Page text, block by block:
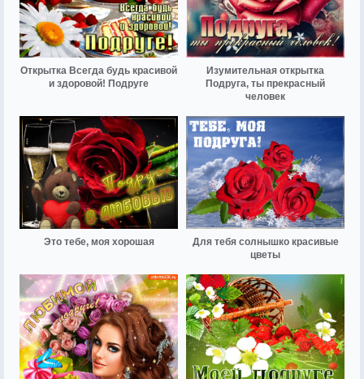
Открытка Всегда будь красивой
и здоровой! Подруге
Изумительная открытка
Подруга, ты прекрасный
человек
Это тебе, моя хорошая
Для тебя солнышко красивые
цветы